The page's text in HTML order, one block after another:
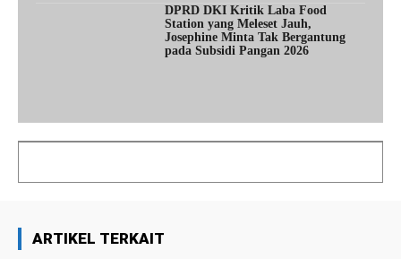
DPRD DKI Kritik Laba Food
Station yang Meleset Jauh,
Josephine Minta Tak Bergantung
pada Subsidi Pangan 2026
ARTIKEL TERKAIT